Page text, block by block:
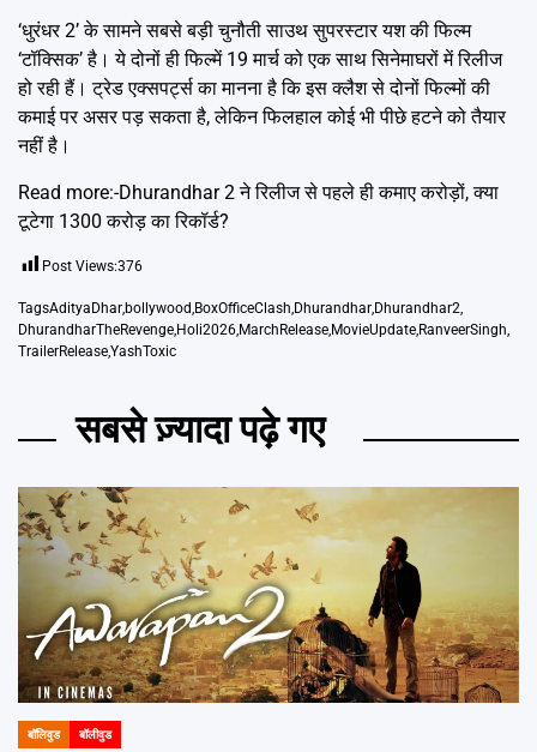
‘धुरंधर 2’ के सामने सबसे बड़ी चुनौती साउथ सुपरस्टार यश की फिल्म
‘टॉक्सिक’ है। ये दोनों ही फिल्में 19 मार्च को एक साथ सिनेमाघरों में रिलीज
हो रही हैं। ट्रेड एक्सपर्ट्स का मानना है कि इस क्लैश से दोनों फिल्मों की
कमाई पर असर पड़ सकता है, लेकिन फिलहाल कोई भी पीछे हटने को तैयार
नहीं है।
Read more:-Dhurandhar 2 ने रिलीज से पहले ही कमाए करोड़ों, क्या
टूटेगा 1300 करोड़ का रिकॉर्ड?
Post Views:376
TagsAdityaDhar,bollywood,BoxOfficeClash,Dhurandhar,Dhurandhar2,
DhurandharTheRevenge,Holi2026,MarchRelease,MovieUpdate,RanveerSingh,
TrailerRelease,YashToxic
सबसे ज़्यादा पढ़े गए
POSTED
बॉलिवुड बॉलीवुड